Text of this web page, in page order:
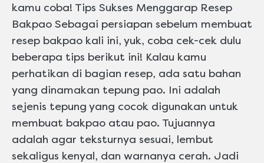
kamu coba! Tips Sukses Menggarap Resep
Bakpao Sebagai persiapan sebelum membuat
resep bakpao kali ini, yuk, coba cek-cek dulu
beberapa tips berikut ini! Kalau kamu
perhatikan di bagian resep, ada satu bahan
yang dinamakan tepung pao. Ini adalah
sejenis tepung yang cocok digunakan untuk
membuat bakpao atau pao. Tujuannya
adalah agar teksturnya sesuai, lembut
sekaligus kenyal, dan warnanya cerah. Jadi